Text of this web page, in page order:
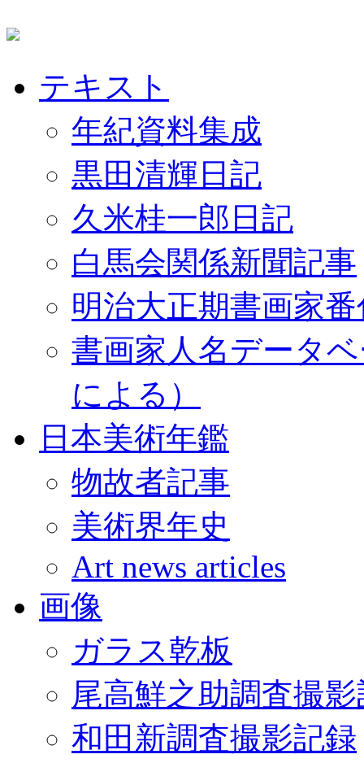
テキスト
年紀資料集成
黒田清輝日記
久米桂一郎日記
白馬会関係新聞記事
明治大正期書画家
書画家人名データ
による）
日本美術年鑑
物故者記事
美術界年史
Art news articles
画像
ガラス乾板
尾高鮮之助調査撮
和田新調査撮影記録